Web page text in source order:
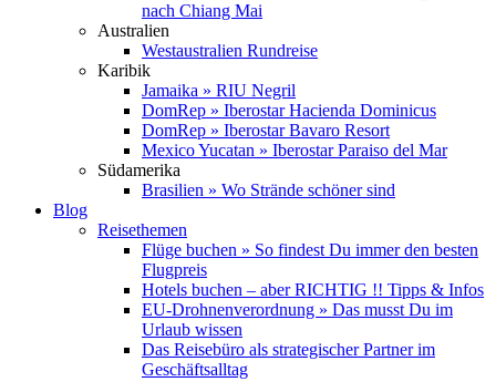
nach Chiang Mai
Australien
Westaustralien Rundreise
Karibik
Jamaika » RIU Negril
DomRep » Iberostar Hacienda Dominicus
DomRep » Iberostar Bavaro Resort
Mexico Yucatan » Iberostar Paraiso del Mar
Südamerika
Brasilien » Wo Strände schöner sind
Blog
Reisethemen
Flüge buchen » So findest Du immer den besten
Flugpreis
Hotels buchen – aber RICHTIG !! Tipps & Infos
EU-Drohnenverordnung » Das musst Du im
Urlaub wissen
Das Reisebüro als strategischer Partner im
Geschäftsalltag